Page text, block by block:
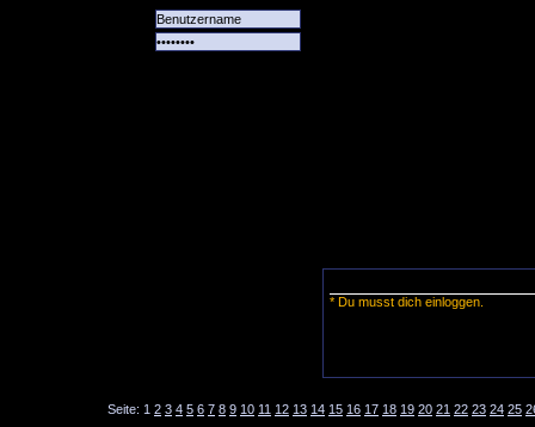
* Du musst dich einloggen.
Seite: 1 2 3 4 5 6 7 8 9 10 11 12 13 14 15 16 17 18 19 20 21 22 23 24 25